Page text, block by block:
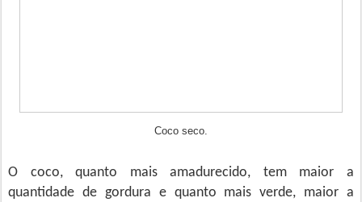
Coco seco.
O coco, quanto mais amadurecido, tem maior a
quantidade de gordura e quanto mais verde, maior a